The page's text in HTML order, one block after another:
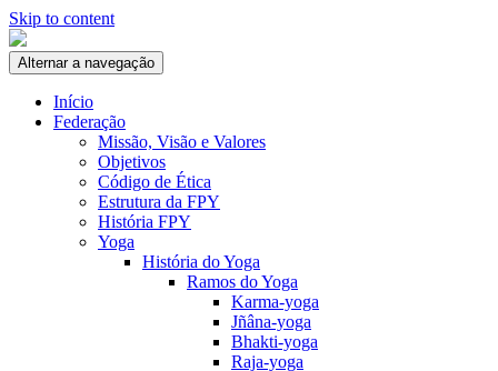
Skip to content
Alternar a navegação
Início
Federação
Missão, Visão e Valores
Objetivos
Código de Ética
Estrutura da FPY
História FPY
Yoga
História do Yoga
Ramos do Yoga
Karma-yoga
Jñâna-yoga
Bhakti-yoga
Raja-yoga